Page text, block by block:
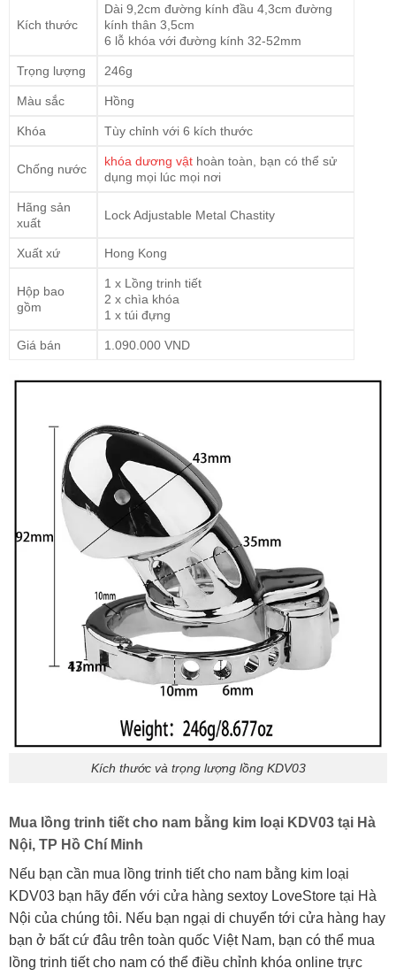
Kích thước
Dài 9,2cm đường kính đầu 4,3cm đường
kính thân 3,5cm
6 lỗ khóa với đường kính 32-52mm
Trọng lượng 246g
Màu sắc Hồng
Khóa Tùy chỉnh với 6 kích thước
Chống nước
khóa dương vật hoàn toàn, bạn có thể sử
dụng mọi lúc mọi nơi
Hãng sản
xuất
Lock Adjustable Metal Chastity
Xuất xứ Hong Kong
Hộp bao
gồm
1 x Lồng trinh tiết
2 x chìa khóa
1 x túi đựng
Giá bán 1.090.000 VND
Kích thước và trọng lượng lồng KDV03
Mua lồng trinh tiết cho nam bằng kim loại KDV03 tại Hà
Nội, TP Hồ Chí Minh
Nếu bạn cần mua lồng trinh tiết cho nam bằng kim loại
KDV03 bạn hãy đến với cửa hàng sextoy LoveStore tại Hà
Nội của chúng tôi. Nếu bạn ngại di chuyển tới cửa hàng hay
bạn ở bất cứ đâu trên toàn quốc Việt Nam, bạn có thể mua
lồng trinh tiết cho nam có thể điều chỉnh khóa online trực